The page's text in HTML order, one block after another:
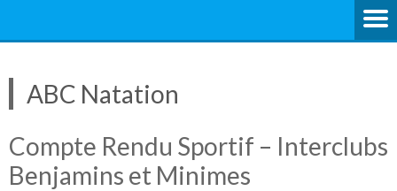
ABC Natation
Compte Rendu Sportif – Interclubs
Benjamins et Minimes